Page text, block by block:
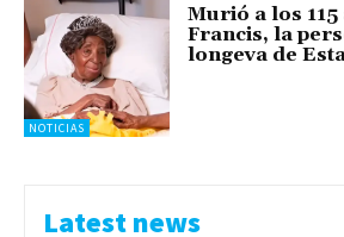
NOTICIAS
Murió a los
Francis, la
longeva de
Latest news